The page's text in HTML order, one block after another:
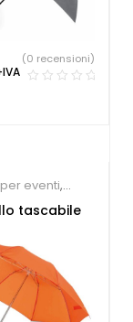
(0 recensioni)
eventi,
fiere,
tascabile